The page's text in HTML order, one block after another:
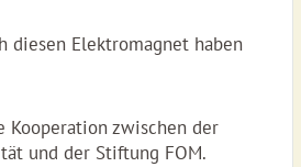
Elektromagnet haben
zwischen der
und der Stiftung FOM.